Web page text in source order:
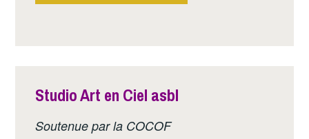
Studio Art en Ciel asbl
Soutenue par la COCOF